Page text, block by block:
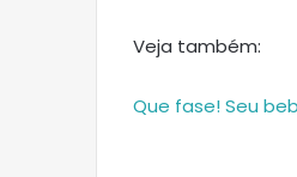
Veja também:
Que fase! Seu